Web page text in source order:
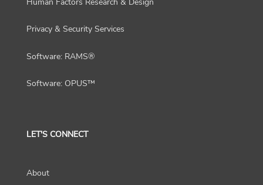
Privacy & Security Services
Software: RAMS®
Software: OPUS™
LET'S CONNECT
About